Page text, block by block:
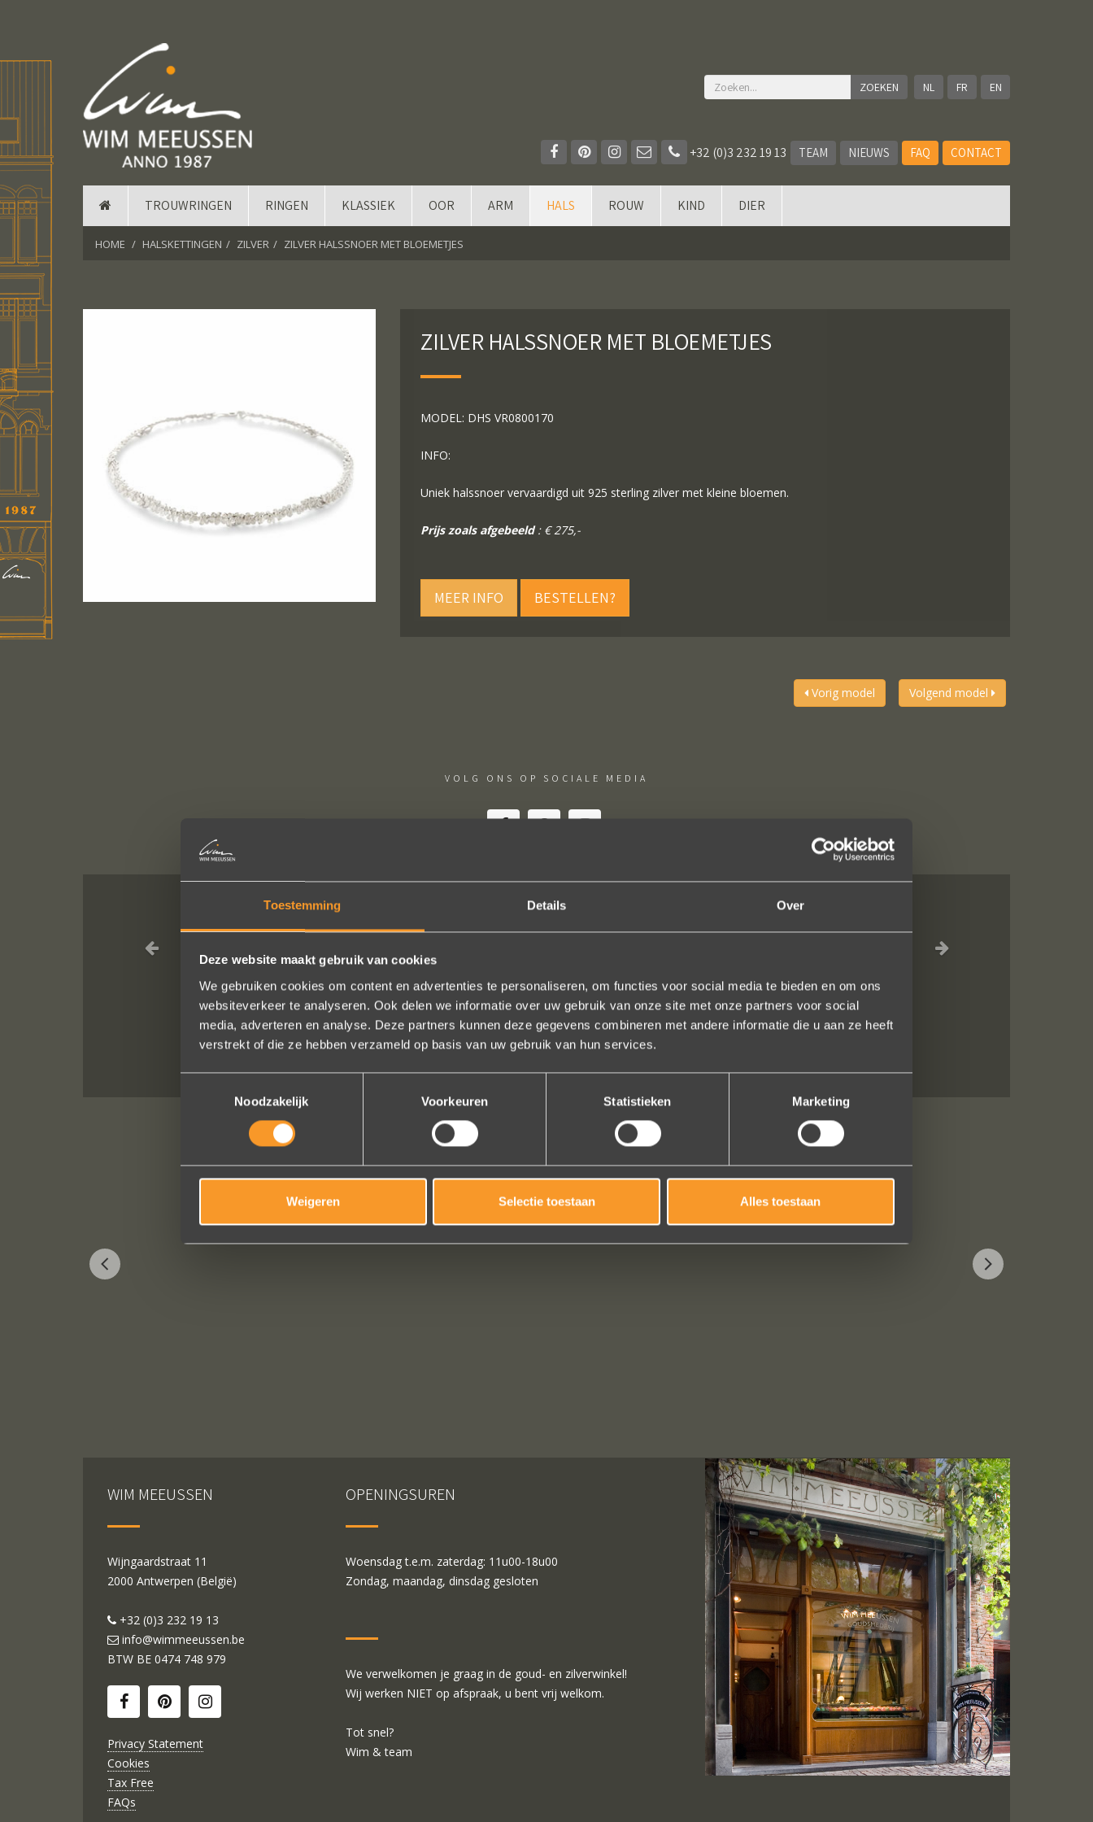
Toestemming Details Over
Deze website maakt gebruik van cookies
We gebruiken cookies om content en advertenties te personaliseren, om functies voor social media te bieden en om ons
websiteverkeer te analyseren. Ook delen we informatie over uw gebruik van onze site met onze partners voor social
media, adverteren en analyse. Deze partners kunnen deze gegevens combineren met andere informatie die u aan ze heeft
verstrekt of die ze hebben verzameld op basis van uw gebruik van hun services.
Noodzakelijk
Voorkeuren Statistieken Marketing
Weigeren Selectie toestaan Alles toestaan
NL FR EN
+32 (0)3 232 19 13 TEAM NIEUWS FAQ CONTACT
TROUWRINGEN RINGEN KLASSIEK OOR ARM HALS ROUW KIND DIER
HOME HALSKETTINGEN ZILVER ZILVER HALSSNOER MET BLOEMETJES
ZILVER HALSSNOER MET BLOEMETJES
MODEL: DHS VR0800170
INFO:
Uniek halssnoer vervaardigd uit 925 sterling zilver met kleine bloemen.
Prijs zoals afgebeeld: € 275,-
MEER INFO BESTELLEN?
Vorig model Volgend model
VOLG ONS OP SOCIALE MEDIA
Wat een vakmanschap! De sierraden zijn gewoon prachtig en subtiel tegelijk. Héél veel waar voor je
We bestelden online, maar er wordt contact met je onderhouden alsof je in de winkel staat.
Het is eigenlijk een feestje om bij Wim Meeusen sierraden aan te schaffen!
Erik Koopmans
WIM MEEUSSEN
Wijngaardstraat 11
2000 Antwerpen (België)
+32 (0)3 232 19 13
info@wimmeeussen.be
BTW BE 0474 748 979
Privacy Statement
Cookies
Tax Free
FAQs
OPENINGSUREN
Woensdag t.e.m. zaterdag: 11u00-18u00
Zondag, maandag, dinsdag gesloten
We verwelkomen je graag in de goud- en zilverwinkel!
Wij werken NIET op afspraak, u bent vrij welkom.
Tot snel?
Wim & team